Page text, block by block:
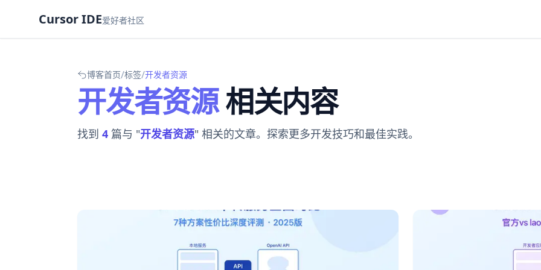
Cursor IDE爱好者社区
博客首页/标签/开发者资源
开发者资源相关内容
找到 4 篇与 "开发者资源" 相关的文章。探索更多开发技巧和最佳实践。